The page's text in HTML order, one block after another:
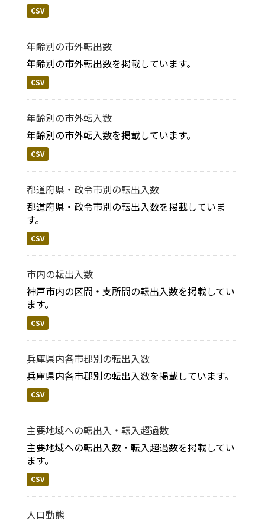
CSV
年齢別の市外転出数
年齢別の市外転出数を掲載しています。
CSV
年齢別の市外転入数
年齢別の市外転入数を掲載しています。
CSV
都道府県・政令市別の転出入数
都道府県・政令市別の転出入数を掲載していま
す。
CSV
市内の転出入数
神戸市内の区間・支所間の転出入数を掲載してい
ます。
CSV
兵庫県内各市郡別の転出入数
兵庫県内各市郡別の転出入数を掲載しています。
CSV
主要地域への転出入・転入超過数
主要地域への転出入数・転入超過数を掲載してい
ます。
CSV
人口動態